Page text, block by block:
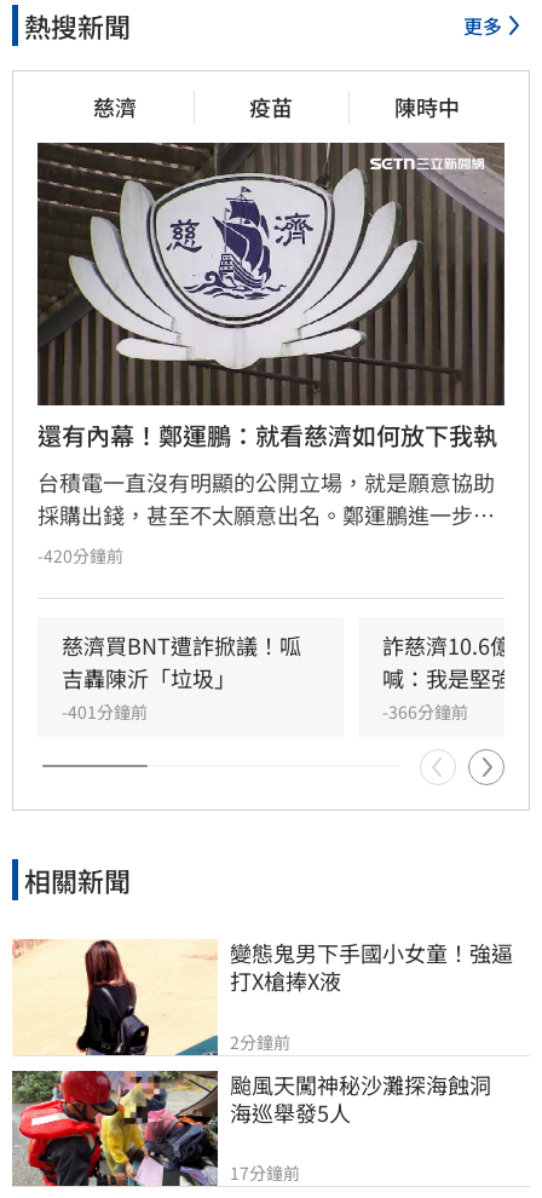
熱搜新聞 更多
慈濟 疫苗 陳時中
還有內幕！鄭運鵬：就看慈濟如何放下我執
台積電一直沒有明顯的公開立場，就是願意協助
採購出錢，甚至不太願意出名。鄭運鵬進一步指
出，慈濟和鴻海、台積電不同的地方在於慈濟本
不過回頭驗證，慈濟在當時的採購過程中幾乎沒
有角色，但是，慈濟在當年是最常表態的，顯然
慈濟內部在BNT的這麼大金額的重要採購上，慈
濟醫院並沒有被賦予重要的角色，原因不明。
-420分鐘前
慈濟買BNT遭詐掀議！呱
吉轟陳沂「垃圾」
-401分鐘前
詐慈濟10.6億！
喊：我是堅強的
-366分鐘前
相關新聞
變態鬼男下手國小女童！強逼
打X槍捧X液
2分鐘前
颱風天闖神秘沙灘探海蝕洞
海巡舉發5人
17分鐘前